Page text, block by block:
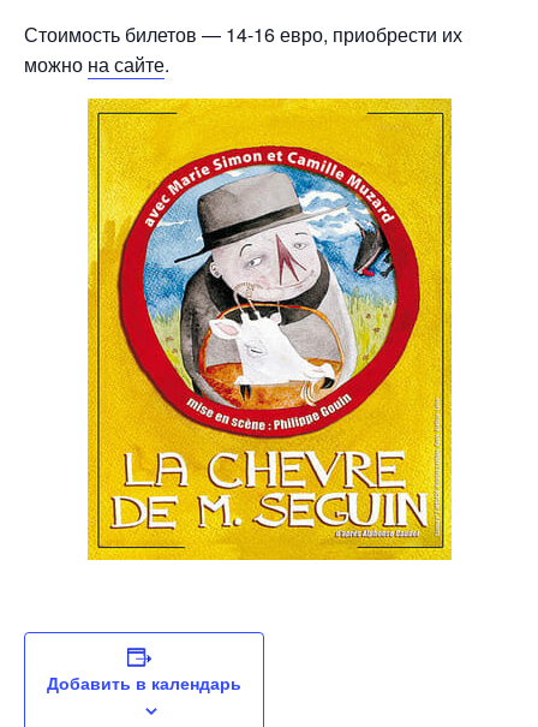
Стоимость билетов — 14-16 евро, приобрести их
можно на сайте.
Добавить в календарь